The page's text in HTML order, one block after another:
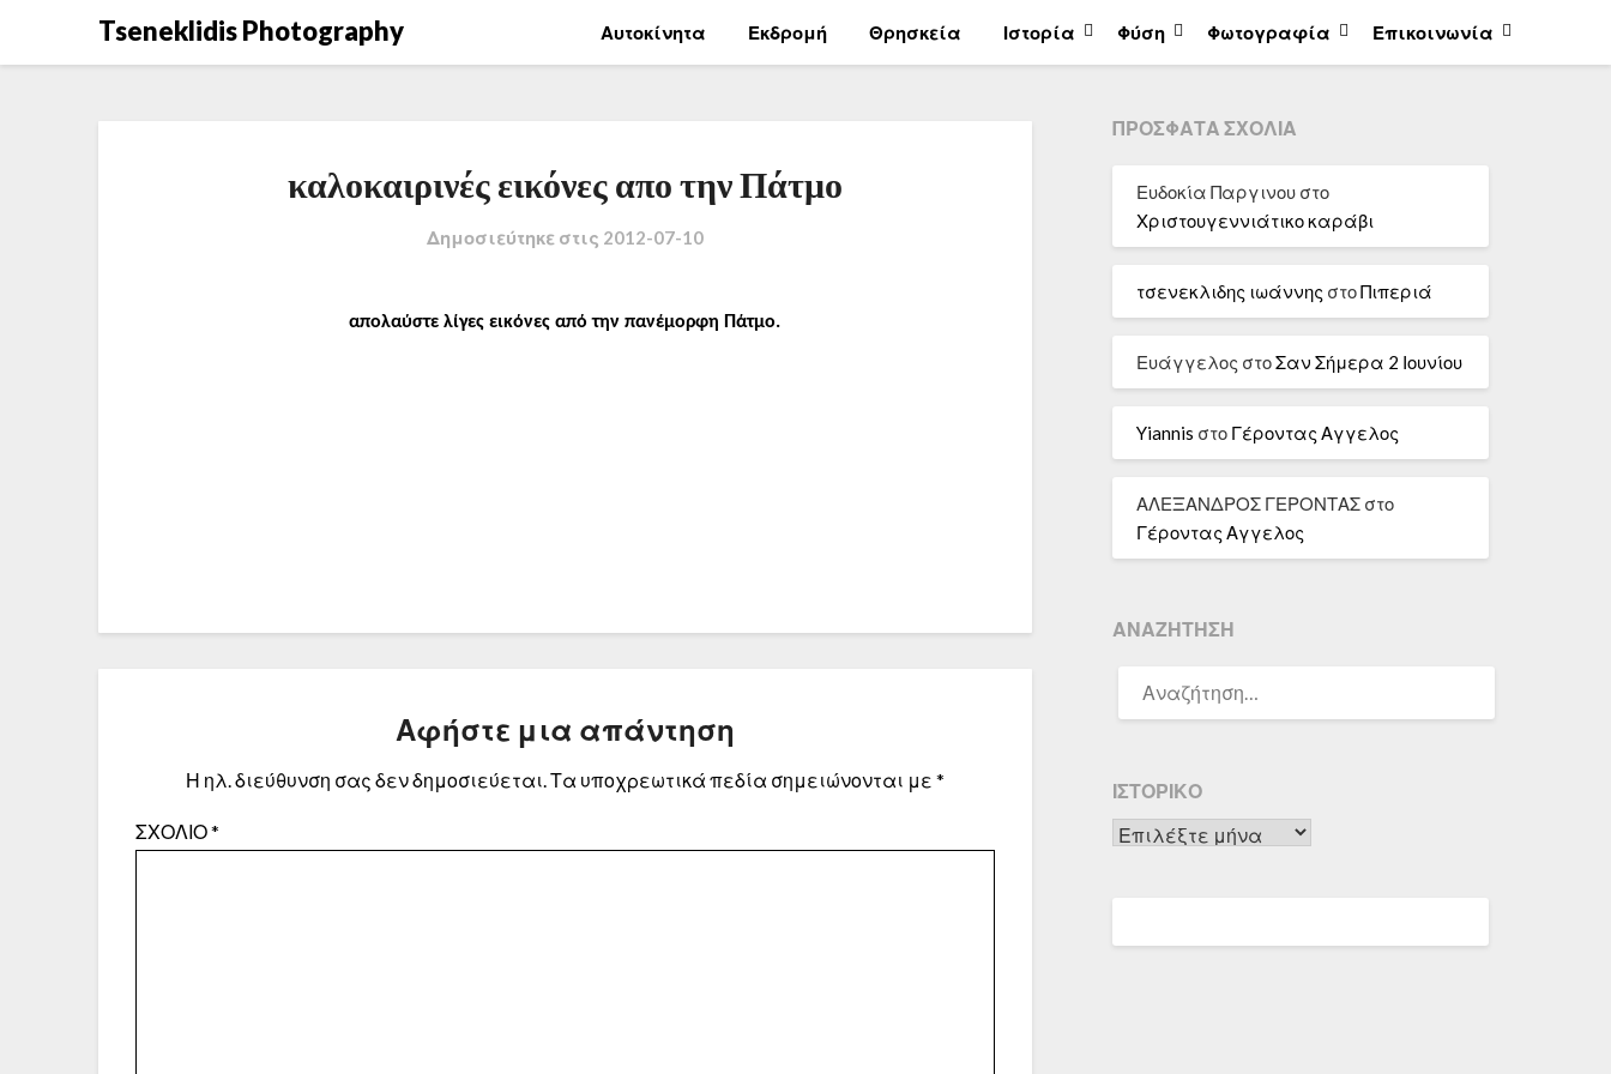
Tseneklidis Photography Αυτοκίνητα Εκδρομή Θρησκεία Ιστορία Φύση Φωτογραφία Επικοινωνία
καλοκαιρινές εικόνες απο την Πάτμο
Δημοσιεύτηκε στις 2012-07-10
απολαύστε λίγες εικόνες από την πανέμορφη Πάτμο.
Αφήστε μια απάντηση
Η ηλ. διεύθυνση σας δεν δημοσιεύεται.Τα υποχρεωτικά πεδία σημειώνονται με *
ΣΧΌΛΙΟ*
ΠΡΌΣΦΑΤΑ ΣΧΌΛΙΑ
Ευδοκία Παργινουστο
Χριστουγεννιάτικο καράβι
τσενεκλιδης ιωάννης στοΠιπεριά
Ευάγγελος στοΣαν Σήμερα 2 Ιουνίου
Yiannis στο Γέροντας Αγγελος
ΑΛΕΞΑΝΔΡΟΣ ΓΕΡΟΝΤΑΣστο
Γέροντας Αγγελος
ΑΝΑΖΉΤΗΣΗ
ΓΙΑ:
ΙΣΤΟΡΙΚΌ
Ιστορικό